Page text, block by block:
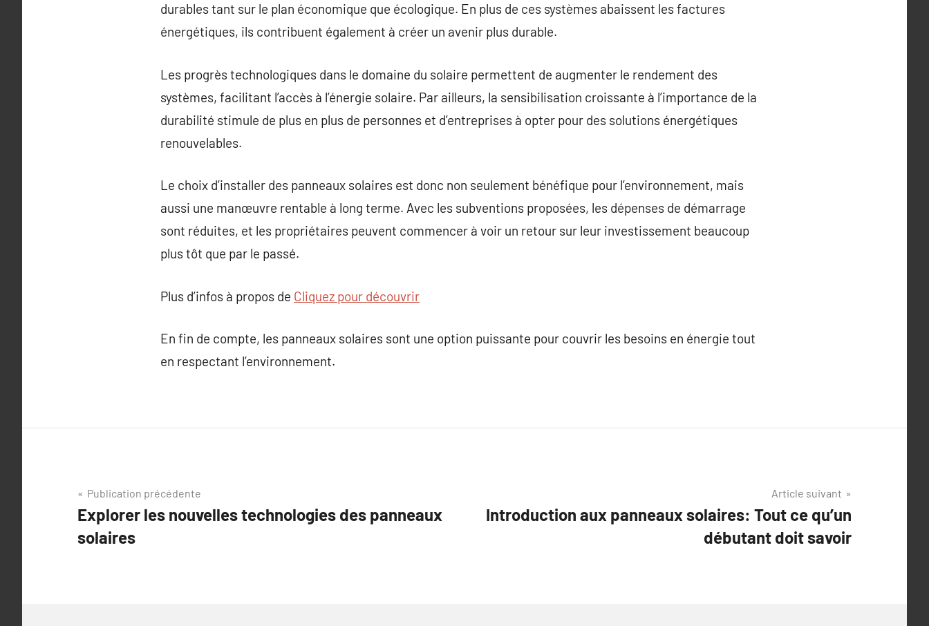
durables tant sur le plan économique que écologique. En plus de ces systèmes abaissent les factures
énergétiques, ils contribuent également à créer un avenir plus durable.
Les progrès technologiques dans le domaine du solaire permettent de augmenter le rendement des
systèmes, facilitant l’accès à l’énergie solaire. Par ailleurs, la sensibilisation croissante à l’importance de la
durabilité stimule de plus en plus de personnes et d’entreprises à opter pour des solutions énergétiques
renouvelables.
Le choix d’installer des panneaux solaires est donc non seulement bénéfique pour l’environnement, mais
aussi une manœuvre rentable à long terme. Avec les subventions proposées, les dépenses de démarrage
sont réduites, et les propriétaires peuvent commencer à voir un retour sur leur investissement beaucoup
plus tôt que par le passé.
Plus d’infos à propos de Cliquez pour découvrir
En fin de compte, les panneaux solaires sont une option puissante pour couvrir les besoins en énergie tout
en respectant l’environnement.
Navigation
de
l’article
Publication précédente
Explorer les nouvelles technologies des panneaux
solaires
Article suivant
Introduction aux panneaux solaires: Tout ce qu’un
débutant doit savoir